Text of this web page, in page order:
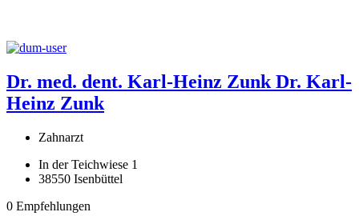
Dr. med. dent. Karl-Heinz Zunk Dr. Karl-
Heinz Zunk
Zahnarzt
In der Teichwiese 1
38550 Isenbüttel
0 Empfehlungen